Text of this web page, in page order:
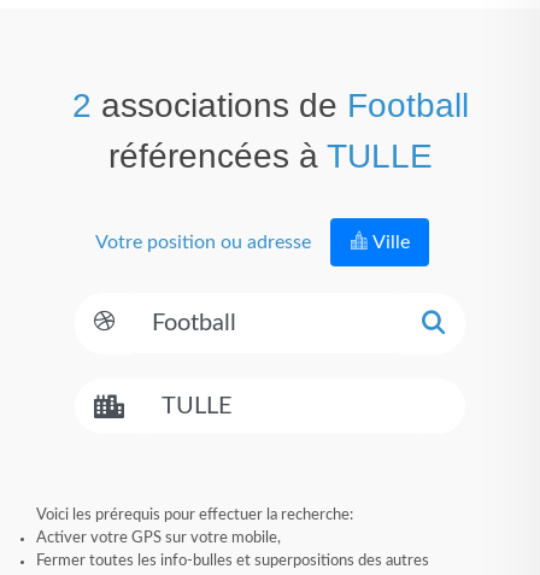
2 associations de Football
référencées à TULLE
Votre position ou adresse Ville
Voici les prérequis pour effectuer la recherche:
Activer votre GPS sur votre mobile,
Fermer toutes les info-bulles et superpositions des autres